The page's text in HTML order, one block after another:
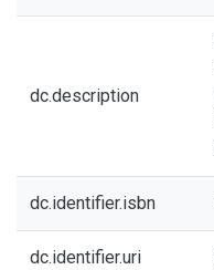
dc.description
dc.identifier.isbn
dc.identifier.uri